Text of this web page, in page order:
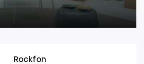
Rockfon